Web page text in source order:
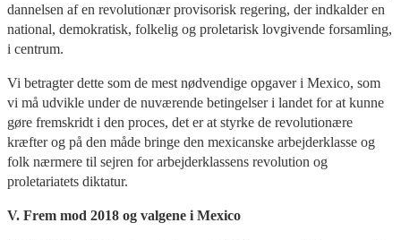
dannelsen af en revolutionær provisorisk regering, der indkalder en
national, demokratisk, folkelig og proletarisk lovgivende forsamling,
i centrum.
Vi betragter dette som de mest nødvendige opgaver i Mexico, som
vi må udvikle under de nuværende betingelser i landet for at kunne
gøre fremskridt i den proces, det er at styrke de revolutionære
kræfter og på den måde bringe den mexicanske arbejderklasse og
folk nærmere til sejren for arbejderklassens revolution og
proletariatets diktatur.
V. Frem mod 2018 og valgene i Mexico